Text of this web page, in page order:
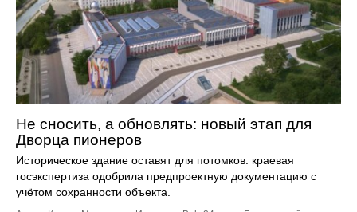
Не сносить, а обновлять: новый этап для
Дворца пионеров
Историческое здание оставят для потомков: краевая
госэкспертиза одобрила предпроектную документацию с
учётом сохранности объекта.